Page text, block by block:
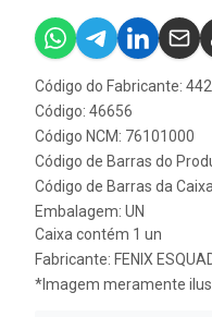
Código do Fabricante:
Código: 46656
Código NCM: 76101000
Código de Barras do
Código de Barras da
Embalagem: UN
Caixa contém 1 un
Fabricante: FENIX
*Imagem meramente